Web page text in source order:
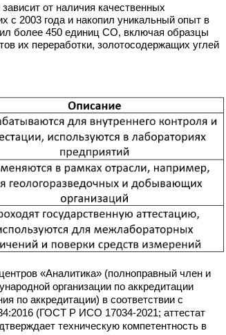
от наличия качественных
с 2003 года и накопил уникальный опыт в
более 450 единиц СО, включая образцы
их переработки, золотосодержащих углей
«Аналитика» (полноправный член и
организации по аккредитации
по аккредитации) в соответствии с
(ГОСТ Р ИСО 17034-2021; аттестат
техническую компетентность в